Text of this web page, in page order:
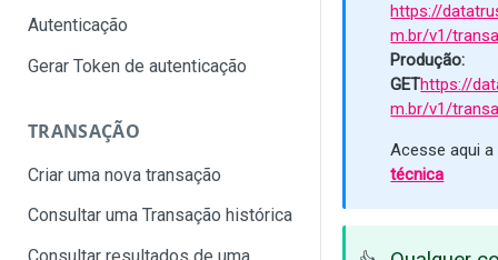
Autenticação
Gerar Token de autenticação
TRANSAÇÃO
Criar uma nova transação
Consultar uma Transação histórica
https://
m.br/v1/
Produção:
GEThttps://
m.br/v1/
Acesse aqui a
técnica